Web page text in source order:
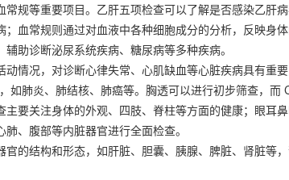
常规等重要项目。乙肝五项检查可以了解是否感染乙肝
血常规则通过对血液中各种细胞成分的分析，反映身体
助诊断泌尿系统疾病、糖尿病等多种疾病。
情况，对诊断心律失常、心肌缺血等心脏疾病具有重要
如肺炎、肺结核、肺癌等。胸透可以进行初步筛查，而
要关注身体的外观、四肢、脊柱等方面的健康；眼耳
、腹部等内脏器官进行全面检查。
的结构和形态，如肝脏、胆囊、胰腺、脾脏、肾脏等，